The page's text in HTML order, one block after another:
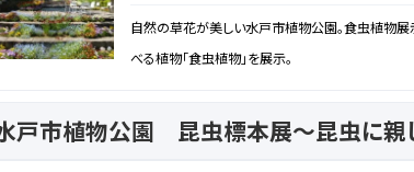
自然の草花が美しい水戸市植物公園。食虫植物展
べる植物「食虫植物」を展示。
戸市植物公園 昆虫標本展～昆虫に親